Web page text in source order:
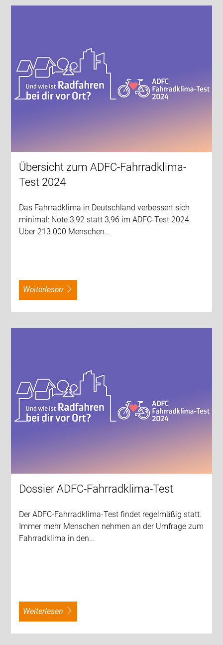
Übersicht zum ADFC-Fahrradklima-
Test 2024
Das Fahrradklima in Deutschland verbessert sich
minimal: Note 3,92 statt 3,96 im ADFC-Test 2024.
Über 213.000 Menschen…
weiterlesen
Dossier ADFC-Fahrradklima-Test
Der ADFC-Fahrradklima-Test findet regelmäßig statt.
Immer mehr Menschen nehmen an der Umfrage zum
Fahrradklima in den…
weiterlesen